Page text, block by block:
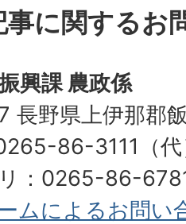
事に関するお
興課 農政係
長野県上伊那郡
86-3111（
：0265-86-
ムによるお問い